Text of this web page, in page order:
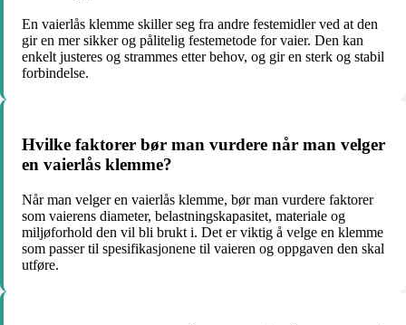
En vaierlås klemme skiller seg fra andre festemidler ved at den
gir en mer sikker og pålitelig festemetode for vaier. Den kan
enkelt justeres og strammes etter behov, og gir en sterk og stabil
forbindelse.
Hvilke faktorer bør man vurdere når man velger
en vaierlås klemme?
Når man velger en vaierlås klemme, bør man vurdere faktorer
som vaierens diameter, belastningskapasitet, materiale og
miljøforhold den vil bli brukt i. Det er viktig å velge en klemme
som passer til spesifikasjonene til vaieren og oppgaven den skal
utføre.